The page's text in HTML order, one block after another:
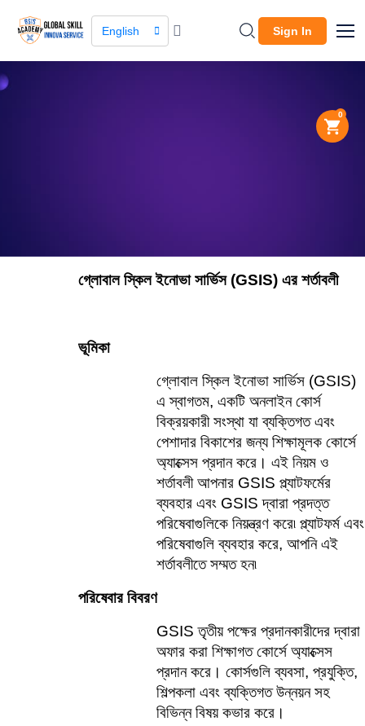
English Sign In
0
গ্লোবাল স্কিল ইনোভা সার্ভিস (GSIS) এর শর্তাবলী
ভূমিকা
গ্লোবাল স্কিল ইনোভা সার্ভিস (GSIS)
এ স্বাগতম, একটি অনলাইন কোর্স
বিক্রয়কারী সংস্থা যা ব্যক্তিগত এবং
পেশাদার বিকাশের জন্য শিক্ষামূলক কোর্সে
অ্যাক্সেস প্রদান করে। এই নিয়ম ও
শর্তাবলী আপনার GSIS প্ল্যাটফর্মের
ব্যবহার এবং GSIS দ্বারা প্রদত্ত
পরিষেবাগুলিকে নিয়ন্ত্রণ করে৷ প্ল্যাটফর্ম এবং
পরিষেবাগুলি ব্যবহার করে, আপনি এই
শর্তাবলীতে সম্মত হন৷
পরিষেবার বিবরণ
GSIS তৃতীয় পক্ষের প্রদানকারীদের দ্বারা
অফার করা শিক্ষাগত কোর্সে অ্যাক্সেস
প্রদান করে। কোর্সগুলি ব্যবসা, প্রযুক্তি,
শিল্পকলা এবং ব্যক্তিগত উন্নয়ন সহ
বিভিন্ন বিষয় কভার করে।